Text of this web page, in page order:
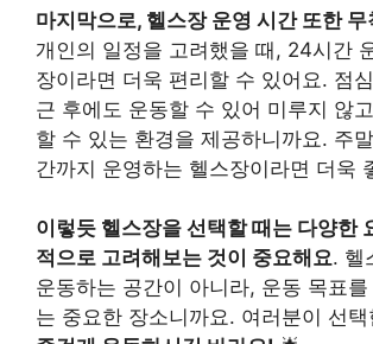
마지막으로, 헬스장 운영 시간 또한 무
개인의 일정을 고려했을 때, 24시간
장이라면 더욱 편리할 수 있어요. 점
근 후에도 운동할 수 있어 미루지 않
할 수 있는 환경을 제공하니까요. 주
간까지 운영하는 헬스장이라면 더욱
이렇듯 헬스장을 선택할 때는 다양한
적으로 고려해보는 것이 중요해요. 헬
운동하는 공간이 아니라, 운동 목표
는 중요한 장소니까요. 여러분이 선택